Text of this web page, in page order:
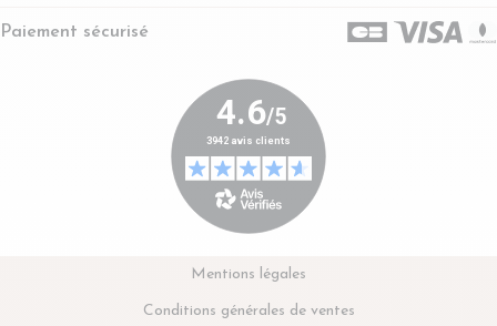
Paiement sécurisé
Mentions légales
Conditions générales de ventes